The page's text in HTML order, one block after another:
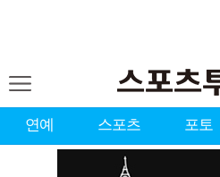
연예 스포츠 포토